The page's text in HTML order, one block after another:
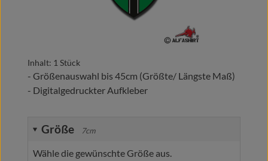
Inhalt: 1 Stück
- Größenauswahl bis 45cm (Größte/ Längste Maß)
- Digitalgedruckter Aufkleber
Größe 7cm
Wähle die gewünschte Größe aus.